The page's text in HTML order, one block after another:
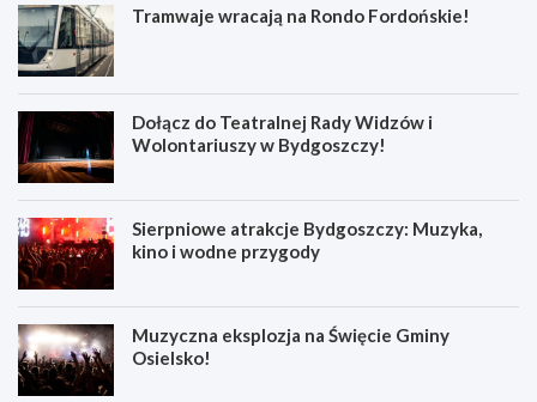
Tramwaje wracają na Rondo Fordońskie!
Dołącz do Teatralnej Rady Widzów i
Wolontariuszy w Bydgoszczy!
Sierpniowe atrakcje Bydgoszczy: Muzyka,
kino i wodne przygody
Muzyczna eksplozja na Święcie Gminy
Osielsko!
T
D